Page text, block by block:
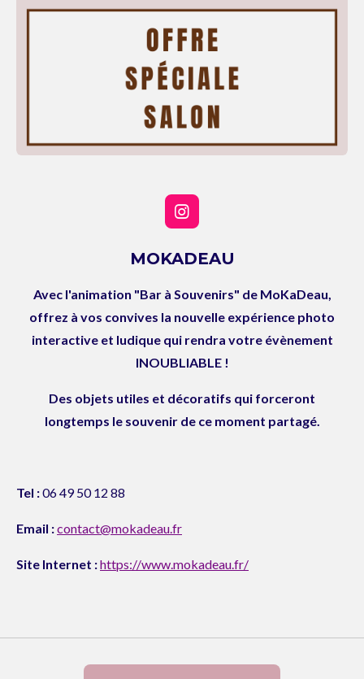
I
n
t
g
a
m
MOKADEAU
Avec l'animation "Bar à Souvenirs" de MoKaDeau,
offrez à vos convives la nouvelle expérience photo
interactive et ludique qui rendra votre évènement
INOUBLIABLE !
Des objets utiles et décoratifs qui forceront
longtemps le souvenir de ce moment partagé.
Tel :06 49 50 12 88
Email :contact@mokadeau.fr
Site Internet :https://www.mokadeau.fr/